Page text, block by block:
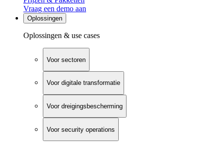
Vraag een demo aan
Oplossingen
Oplossingen & use cases
Voor sectoren
Voor digitale transformatie
Voor dreigingsbescherming
Voor security operations